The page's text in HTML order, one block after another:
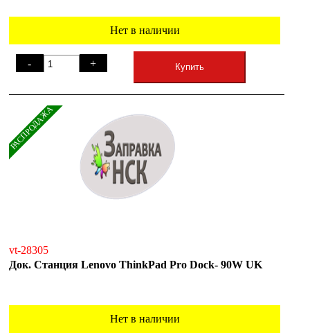
Нет в наличии
- + Купить
РАСПРОДАЖА
vt-28305
Док. Станция Lenovo ThinkPad Pro Dock- 90W UK
Нет в наличии